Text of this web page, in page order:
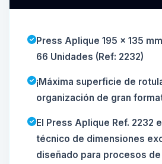
Press Aplique 195 x 135
66 Unidades (Ref: 2232)
¡Máxima superficie de
organización de gran
El Press Aplique Ref. 2232
técnico de dimensiones
diseñado para procesos